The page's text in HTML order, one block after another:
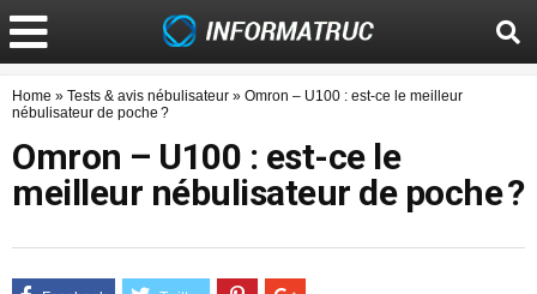
Home » Tests & avis nébulisateur » Omron – U100 : est-ce le meilleur
nébulisateur de poche ?
Omron – U100 : est-ce le
meilleur nébulisateur de poche ?